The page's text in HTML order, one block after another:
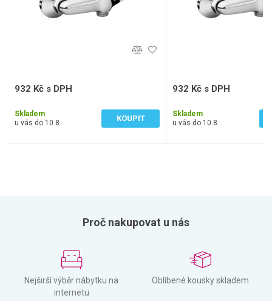
932 Kč s DPH
Skladem
u vás do 10.8.
KOUPIT
932 Kč s DPH
Skladem
u vás do 10.8.
Proč nakupovat u nás
Nejširší výběr nábytku na
internetu
Oblíbené kousky skladem